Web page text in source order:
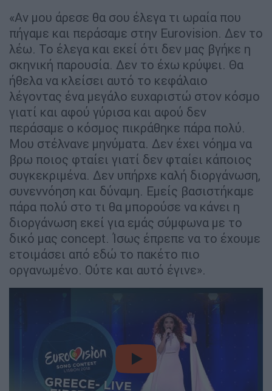
«Αν μου άρεσε θα σου έλεγα τι ωραία που
πήγαμε και περάσαμε στην Eurovision. Δεν το
λέω. Το έλεγα και εκεί ότι δεν μας βγήκε η
σκηνική παρουσία. Δεν το έχω κρύψει. Θα
ήθελα να κλείσει αυτό το κεφάλαιο
λέγοντας ένα μεγάλο ευχαριστώ στον κόσμο
γιατί και αφού γύρισα και αφού δεν
περάσαμε ο κόσμος πικράθηκε πάρα πολύ.
Μου στέλνανε μηνύματα. Δεν έχει νόημα να
βρω ποιος φταίει γιατί δεν φταίει κάποιος
συγκεκριμένα. Δεν υπήρχε καλή διοργάνωση,
συνεννόηση και δύναμη. Εμείς βασιστήκαμε
πάρα πολύ στο τι θα μπορούσε να κάνει η
διοργάνωση εκεί για εμάς σύμφωνα με το
δικό μας concept. Ίσως έπρεπε να το έχουμε
ετοιμάσει από εδώ το πακέτο πιο
οργανωμένο. Ούτε και αυτό έγινε».
video